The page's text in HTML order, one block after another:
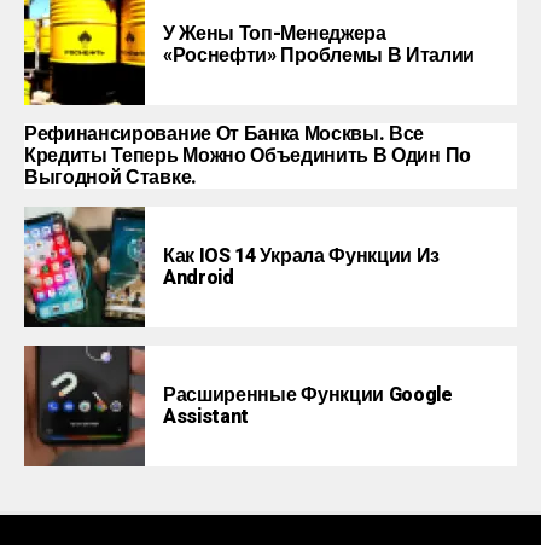
У Жены Топ-Менеджера
«Роснефти» Проблемы В Италии
Рефинансирование От Банка Москвы. Все
Кредиты Теперь Можно Объединить В Один По
Выгодной Ставке.
Как IOS 14 Украла Функции Из
Android
Расширенные Функции Google
Assistant